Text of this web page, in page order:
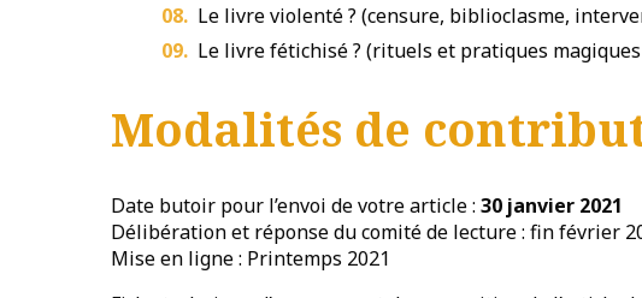
Le livre violenté ? (censure, biblioclasme,
Le livre fétichisé ? (rituels et pratiques
Modalités de
Date butoir pour l’envoi de votre article : 30 janvier 2021
Délibération et réponse du comité de lecture : fin février
Mise en ligne : Printemps 2021